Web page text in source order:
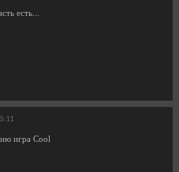
есть...
игра Cool